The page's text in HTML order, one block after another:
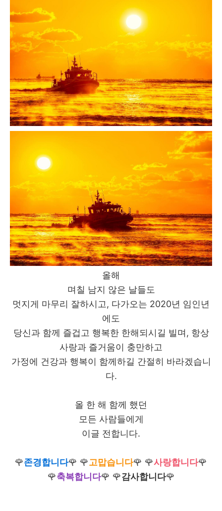
올해
며칠 남지 않은 날들도
멋지게 마무리 잘하시고, 다가오는 2020년 임인년
에도
당신과 함께 즐겁고 행복한 한해되시길 빌며, 항상
사랑과 즐거움이 충만하고
가정에 건강과 행복이 함께하길 간절히 바라겠습니
다.
올 한 해 함께 했던
모든 사람들에게
이글 전합니다.
🌹존경합니다🌹 🌹고맙습니다🌹 🌹사랑합니다🌹
🌹축복합니다🌹 🌹감사합니다🌹